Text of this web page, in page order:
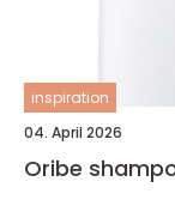
inspiration
04. April 2026